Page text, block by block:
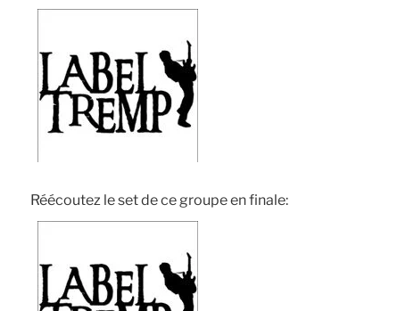
Réécoutez le set de ce groupe en finale: